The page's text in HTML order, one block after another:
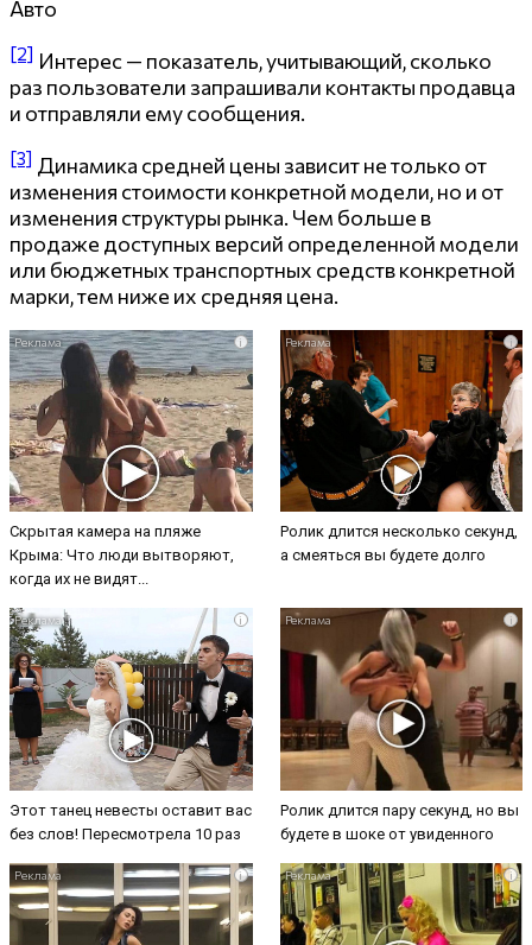
Авто
[2] Интерес — показатель, учитывающий, сколько
раз пользователи запрашивали контакты продавца
и отправляли ему сообщения.
[3] Динамика средней цены зависит не только от
изменения стоимости конкретной модели, но и от
изменения структуры рынка. Чем больше в
продаже доступных версий определенной модели
или бюджетных транспортных средств конкретной
марки, тем ниже их средняя цена.
i
Скрытая камера на пляже
Крыма: Что люди вытворяют,
когда их не видят...
i
Ролик длится несколько секунд,
а смеяться вы будете долго
i
Этот танец невесты оставит вас
без слов! Пересмотрела 10 раз
i
Ролик длится пару секунд, но вы
будете в шоке от увиденного
i i